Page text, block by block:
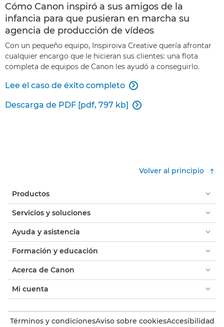
Cómo Canon inspiró a sus amigos de la
infancia para que pusieran en marcha su
agencia de producción de vídeos
Con un pequeño equipo, Inspiroiva Creative quería afrontar
cualquier encargo que le hicieran sus clientes: una flota
completa de equipos de Canon les ayudó a conseguirlo.
Lee el caso de éxito completo 
Descarga de PDF [pdf, 797 kb] 
Volver al principio
Productos
Servicios y soluciones
Ayuda y asistencia
Formación y educación
Acerca de Canon
Mi cuenta
Términos y condicionesAviso sobre cookiesAccesibilidad